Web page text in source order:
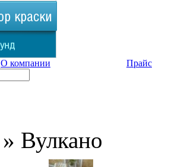
О компании Прайс
» Вулкано